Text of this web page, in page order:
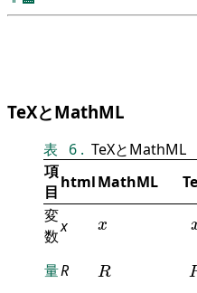
TeXとMathML
表 6 . TeXとMathML
項
目 htmlMathML
変
数x x
x
量R R
R